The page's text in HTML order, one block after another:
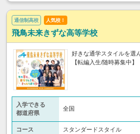
通信制高校 人気校！
飛鳥未来きずな高等学校
好きな通学スタイルを選
【転編入生/随時募集中】
入学できる
都道府県
全国
コース
スタンダードスタイル